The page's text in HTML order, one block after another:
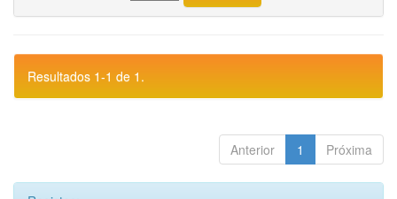
Resultados 1-1 de 1.
Anterior 1 Próxima